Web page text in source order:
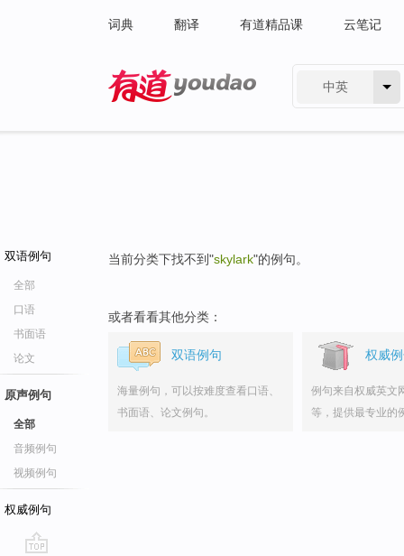
词典 翻译 有道精品课 云笔记
中英
双语例句
全部
口语
书面语
论文
原声例句
全部
音频例句
视频例句
权威例句
当前分类下找不到"skylark"的例句。
或者看看其他分类：
双语例句
海量例句，可以按难度查看口语、
书面语、论文例句。
权威
例句来自权威英文
等，提供最专业的